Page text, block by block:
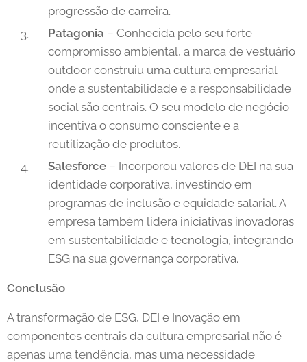
progressão de carreira.
Patagonia – Conhecida pelo seu forte
compromisso ambiental, a marca de vestuário
outdoor construiu uma cultura empresarial
onde a sustentabilidade e a responsabilidade
social são centrais. O seu modelo de negócio
incentiva o consumo consciente e a
reutilização de produtos.
Salesforce – Incorporou valores de DEI na sua
identidade corporativa, investindo em
programas de inclusão e equidade salarial. A
empresa também lidera iniciativas inovadoras
em sustentabilidade e tecnologia, integrando
ESG na sua governança corporativa.
Conclusão
A transformação de ESG, DEI e Inovação em
componentes centrais da cultura empresarial não é
apenas uma tendência, mas uma necessidade